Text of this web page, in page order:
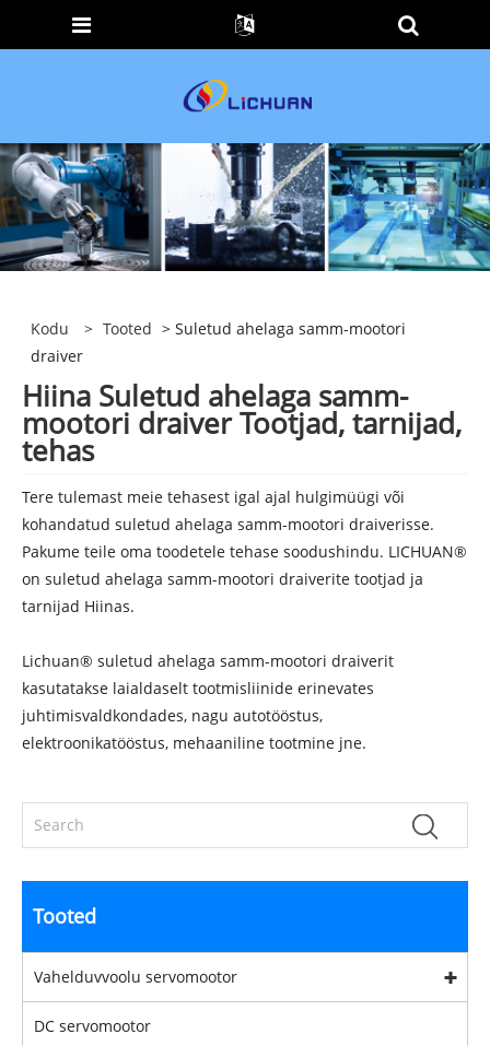
Kodu > Tooted > Suletud ahelaga samm-mootori
draiver
Hiina Suletud ahelaga samm-
mootori draiver Tootjad, tarnijad,
tehas
Tere tulemast meie tehasest igal ajal hulgimüügi või
kohandatud suletud ahelaga samm-mootori draiverisse.
Pakume teile oma toodetele tehase soodushindu. LICHUAN®
on suletud ahelaga samm-mootori draiverite tootjad ja
tarnijad Hiinas.
Lichuan® suletud ahelaga samm-mootori draiverit
kasutatakse laialdaselt tootmisliinide erinevates
juhtimisvaldkondades, nagu autotööstus,
elektroonikatööstus, mehaaniline tootmine jne.
Tooted
Vahelduvvoolu servomootor
DC servomootor